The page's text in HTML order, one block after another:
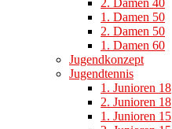
2. Damen 40
1. Damen 50
2. Damen 50
1. Damen 60
Jugendkonzept
Jugendtennis
1. Junioren 18
2. Junioren 18
1. Junioren 15